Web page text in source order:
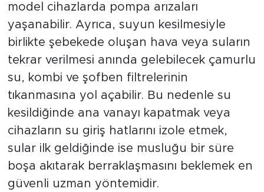
model cihazlarda pompa arızaları
yaşanabilir. Ayrıca, suyun kesilmesiyle
birlikte şebekede oluşan hava veya suların
tekrar verilmesi anında gelebilecek çamurlu
su, kombi ve şofben filtrelerinin
tıkanmasına yol açabilir. Bu nedenle su
kesildiğinde ana vanayı kapatmak veya
cihazların su giriş hatlarını izole etmek,
sular ilk geldiğinde ise musluğu bir süre
boşa akıtarak berraklaşmasını beklemek en
güvenli uzman yöntemidir.